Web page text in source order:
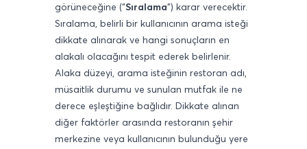
görüneceğine ("Sıralama") karar verecektir.
Sıralama, belirli bir kullanıcının arama isteği
dikkate alınarak ve hangi sonuçların en
alakalı olacağını tespit ederek belirlenir.
Alaka düzeyi, arama isteğinin restoran adı,
müsaitlik durumu ve sunulan mutfak ile ne
derece eşleştiğine bağlıdır. Dikkate alınan
diğer faktörler arasında restoranın şehir
merkezine veya kullanıcının bulunduğu yere